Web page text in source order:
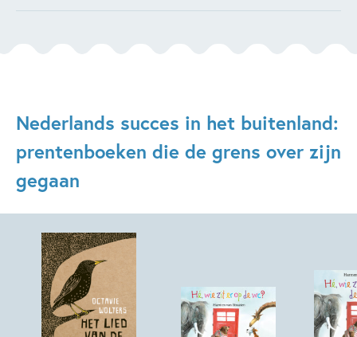
Nederlands succes in het buitenland:
prentenboeken die de grens over zijn
gegaan